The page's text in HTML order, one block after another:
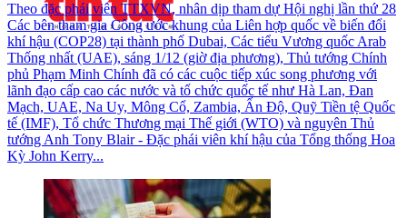
Theo đặc phái viên TTXVN, nhân dịp tham dự Hội nghị lần thứ 28
Các bên tham gia Công ước khung của Liên hợp quốc về biến đổi
khí hậu (COP28) tại thành phố Dubai, Các tiểu Vương quốc Arab
Thống nhất (UAE), sáng 1/12 (giờ địa phương), Thủ tướng Chính
phủ Phạm Minh Chính đã có các cuộc tiếp xúc song phương với
lãnh đạo cấp cao các nước và tổ chức quốc tế như Hà Lan, Đan
Mạch, UAE, Na Uy, Mông Cổ, Zambia, Ấn Độ, Quỹ Tiền tệ Quốc
tế (IMF), Tổ chức Thương mại Thế giới (WTO) và nguyên Thủ
tướng Anh Tony Blair - Đặc phái viên khí hậu của Tổng thống Hoa
Kỳ John Kerry...